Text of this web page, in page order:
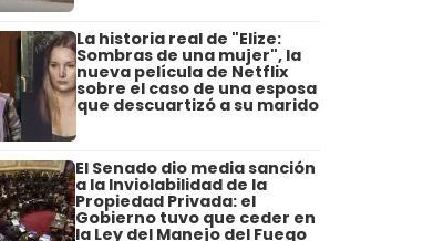
La historia real de "Elize:
Sombras de una mujer", la
nueva película de Netflix
sobre el caso de una esposa
que descuartizó a su marido
El Senado dio media sanción
a la Inviolabilidad de la
Propiedad Privada: el
Gobierno tuvo que ceder en
la Ley del Manejo del Fuego